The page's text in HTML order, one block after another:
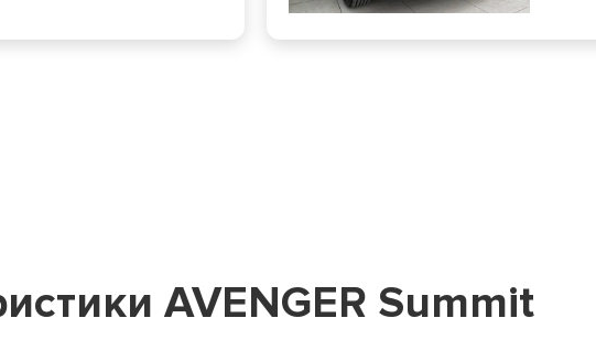
AVENGER Summit